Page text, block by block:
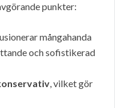
punkter:
mångahanda
och sofistikerad
, vilket gör